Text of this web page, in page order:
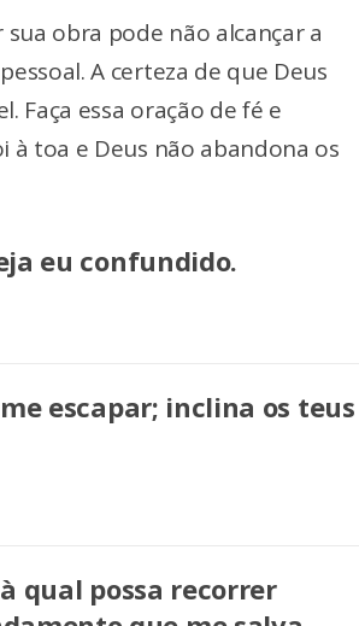
obra pode não alcançar a
A certeza de que Deus
Faça essa oração de fé e
à toa e Deus não abandona os
eu confundido.
escapar; inclina os teus
qual possa recorrer